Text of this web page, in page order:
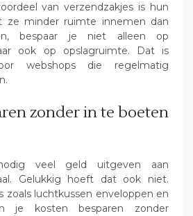
van verzendzakjes is hun
ze minder ruimte innemen dan
bespaar je niet alleen op
ook op opslagruimte. Dat is
webshops die regelmatig
zonder in te boeten
veel geld uitgeven aan
Gelukkig hoeft dat ook niet.
zoals luchtkussen enveloppen en
je kosten besparen zonder